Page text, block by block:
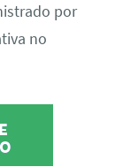
por
no